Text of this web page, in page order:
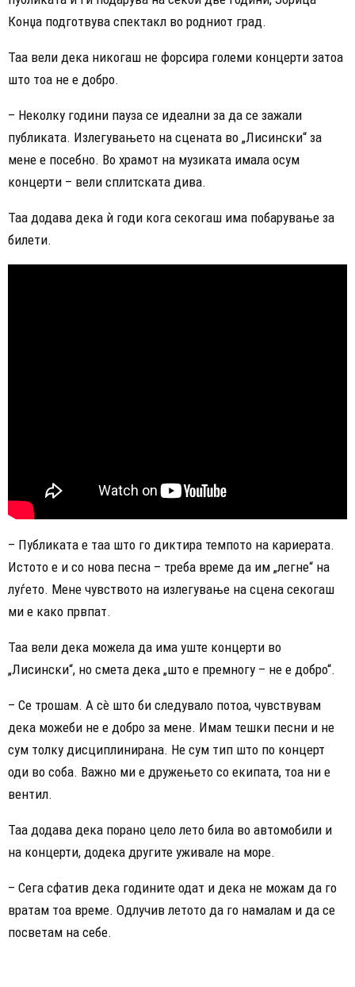
Конџа подготвува спектакл во родниот град.
Таа вели дека никогаш не форсира големи концерти затоа
што тоа не е добро.
– Неколку години пауза се идеални за да се зажали
публиката. Излегувањето на сцената во „Лисински“ за
мене е посебно. Во храмот на музиката имала осум
концерти – вели сплитската дива.
Таа додава дека ѝ годи кога секогаш има побарување за
билети.
– Публиката е таа што го диктира темпото на кариерата.
Истото е и со нова песна – треба време да им „легне“ на
луѓето. Мене чувството на излегување на сцена секогаш
ми е како првпат.
Таа вели дека можела да има уште концерти во
„Лисински“, но смета дека „што е премногу – не е добро“.
– Се трошам. А сè што би следувало потоа, чувствувам
дека можеби не е добро за мене. Имам тешки песни и не
сум толку дисциплинирана. Не сум тип што по концерт
оди во соба. Важно ми е дружењето со екипата, тоа ни е
вентил.
Таа додава дека порано цело лето била во автомобили и
на концерти, додека другите уживале на море.
– Сега сфатив дека годините одат и дека не можам да го
вратам тоа време. Одлучив летото да го намалам и да се
посветам на себе.